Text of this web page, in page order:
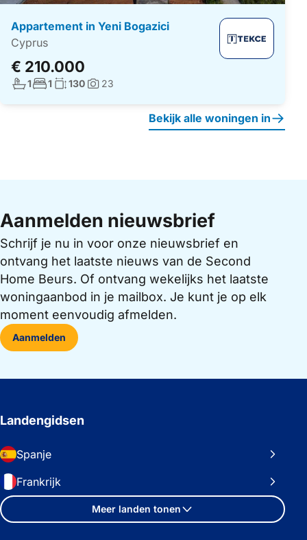
Appartement in Yeni Bogazici
Cyprus
€ 210.000
Aantal badkamers:
1Aantal slaapkamers:
1 Woonoppervlakte:
130Foto's:
23
Bekijk alle woningen in
Aanmelden nieuwsbrief
Schrijf je nu in voor onze nieuwsbrief en
ontvang het laatste nieuws van de Second
Home Beurs. Of ontvang wekelijks het laatste
woningaanbod in je mailbox. Je kunt je op elk
moment eenvoudig afmelden.
Aanmelden
Landengidsen
Spanje
Frankrijk
Meer landen tonen